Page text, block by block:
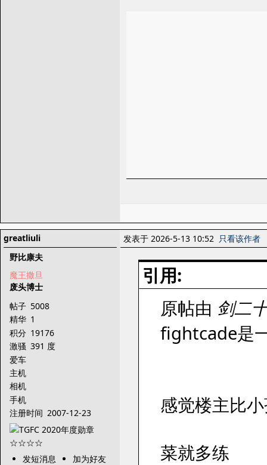
greatliuli
野比康夫
魔王撒旦
废头博士
帖子 5008
精华 1
积分 19176
激骚 391 度
爱车
主机
相机
手机
注册时间 2007-12-23
发短消息
加为好友
发表于 2026-5-13 10:52 只看该作者
引用:
原帖由 剑二
fightcade是
感觉楼主比
菜就多练